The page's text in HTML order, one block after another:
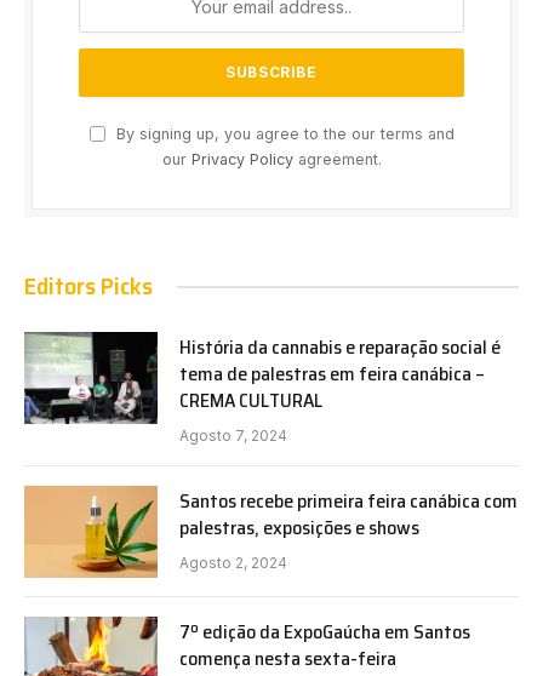
By signing up, you agree to the our terms and
our Privacy Policyagreement.
Editors Picks
História da cannabis e reparação social é
tema de palestras em feira canábica –
CREMA CULTURAL
Agosto 7, 2024
Santos recebe primeira feira canábica com
palestras, exposições e shows
Agosto 2, 2024
7º edição da ExpoGaúcha em Santos
comença nesta sexta-feira